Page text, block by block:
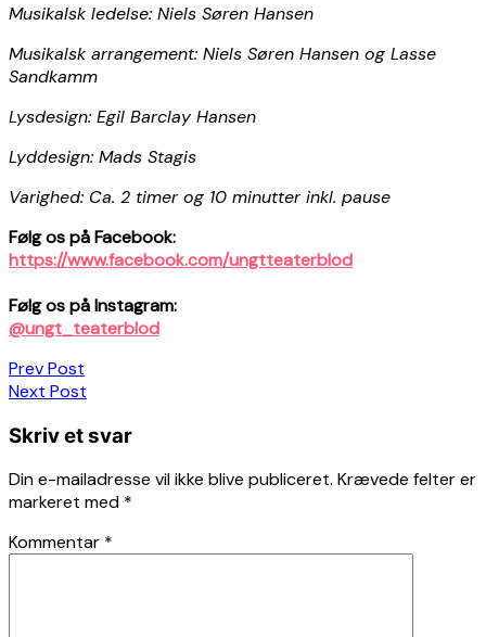
Musikalsk ledelse: Niels Søren Hansen
Musikalsk arrangement: Niels Søren Hansen og Lasse
Sandkamm
Lysdesign: Egil Barclay Hansen
Lyddesign: Mads Stagis
Varighed: Ca. 2 timer og 10 minutter inkl. pause
Følg os på Facebook:
https://www.facebook.com/ungtteaterblod
Følg os på Instagram:
@ungt_teaterblod
Indlægsnavigation
Prev Post
Next Post
Skriv et svar
Din e-mailadresse vil ikke blive publiceret. Krævede felter er
markeret med *
Kommentar *